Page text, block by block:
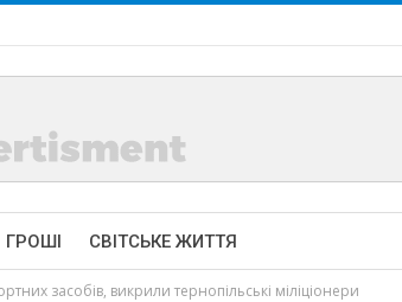
ГРОШІ СВІТСЬКЕ ЖИТТЯ
засобів, викрили тернопільські міліціонери